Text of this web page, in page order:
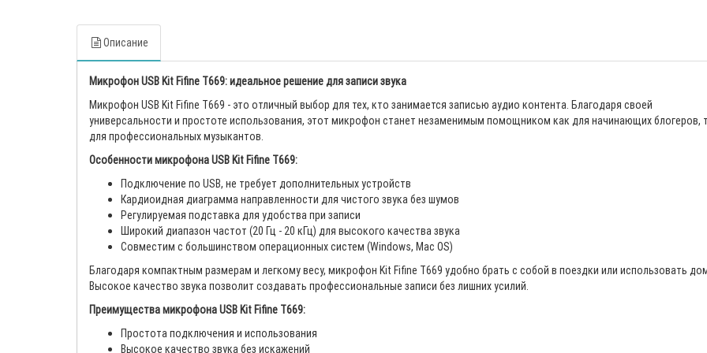
Описание
Микрофон USB Kit Fifine T669: идеальное решение для записи звука
Микрофон USB Kit Fifine T669 - это отличный выбор для тех, кто занимается записью аудио контента. Благодаря своей
универсальности и простоте использования, этот микрофон станет незаменимым помощником как для начинающих блогеров,
для профессиональных музыкантов.
Особенности микрофона USB Kit Fifine T669:
Подключение по USB, не требует дополнительных устройств
Кардиоидная диаграмма направленности для чистого звука без шумов
Регулируемая подставка для удобства при записи
Широкий диапазон частот (20 Гц - 20 кГц) для высокого качества звука
Совместим с большинством операционных систем (Windows, Mac OS)
Благодаря компактным размерам и легкому весу, микрофон Kit Fifine T669 удобно брать с собой в поездки или использовать
Высокое качество звука позволит создавать профессиональные записи без лишних усилий.
Преимущества микрофона USB Kit Fifine T669:
Простота подключения и использования
Высокое качество звука без искажений